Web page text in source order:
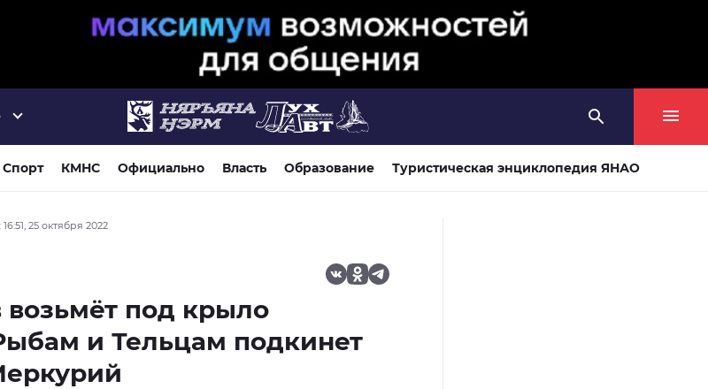
Спорт КМНС Официально Власть Образование Туристическая энциклопедия ЯНАО
25 октября 2022
под крыло
и Тельцам подкинет